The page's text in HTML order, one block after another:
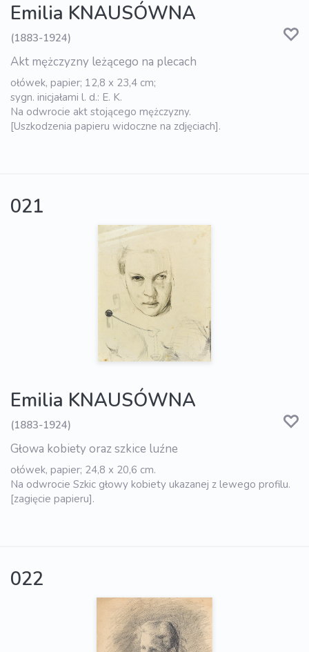
Emilia KNAUSÓWNA
(1883-1924)
Akt mężczyzny leżącego na plecach
ołówek, papier; 12,8 x 23,4 cm;
sygn. inicjałami l. d.: E. K.
Na odwrocie akt stojącego mężczyzny.
[Uszkodzenia papieru widoczne na zdjęciach].
021
Emilia KNAUSÓWNA
(1883-1924)
Głowa kobiety oraz szkice luźne
ołówek, papier; 24,8 x 20,6 cm.
Na odwrocie Szkic głowy kobiety ukazanej z lewego profilu.
[zagięcie papieru].
022